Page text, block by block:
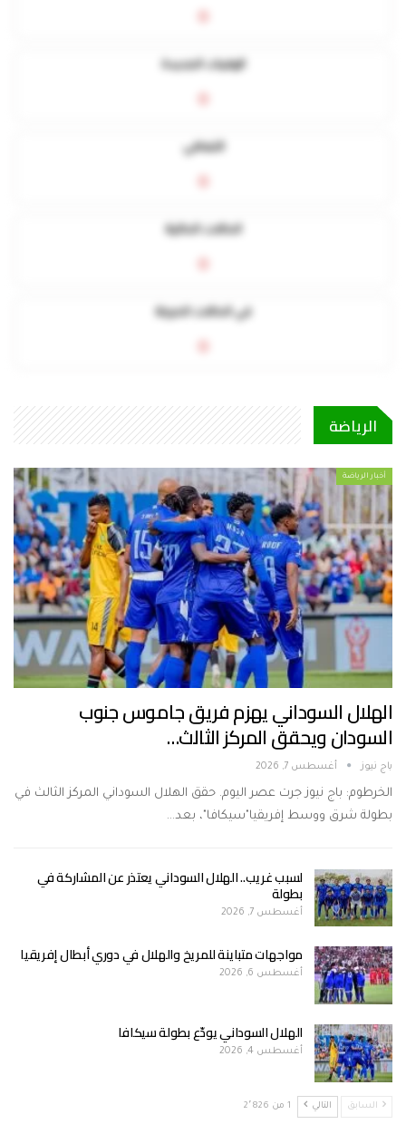
التعافي
في الحالات الحرجة
الرياضة
أخبار الرياضة
الهلال السوداني يهزم فريق جاموس جنوب
السودان ويحقق المركز الثالث…
باج نيوز أغسطس 7, 2026
الخرطوم: باج نيوز جرت عصر اليوم. حقق الهلال السوداني المركز الثالث في
بطولة شرق ووسط إفريقيا"سيكافا"، بعد…
لسبب غريب.. الهلال السوداني يعتذر عن المشاركة في
بطولة
أغسطس 7, 2026
مواجهات متباينة للمريخ والهلال في دوري أبطال إفريقيا
أغسطس 6, 2026
الهلال السوداني يودّع بطولة سيكافا
أغسطس 4, 2026
السابق التالي 1 من 2٬826